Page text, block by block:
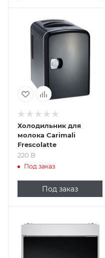
Подпись к товару
Холодильник для
молока Carimali
Frescolatte
220 В
Под заказ
Под заказ
220 В